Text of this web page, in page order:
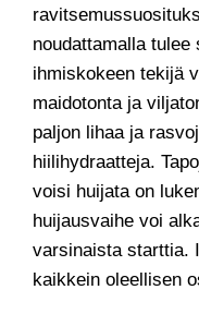
noudattamalla
ihmiskokeen tekijä
maidotonta ja
paljon lihaa ja
hiilihydraatteja.
voisi huijata on
huijausvaihe voi
varsinaista starttia.
kaikkein oleellisen